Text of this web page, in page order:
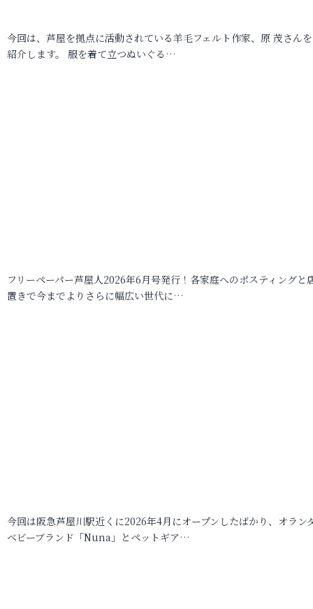
今回は、芦屋を拠点に活動されている羊毛フェルト作家、原 茂さん
紹介します。 服を着て立つぬいぐる…
フリーペーパー芦屋人2026年6月号発行！各家庭へのポスティングと
置きで今までよりさらに幅広い世代に…
今回は阪急芦屋川駅近くに2026年4月にオープンしたばかり、オラン
ベビーブランド「Nuna」とペットギア…